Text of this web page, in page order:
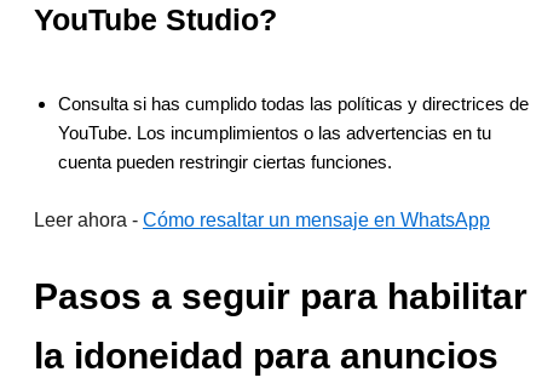
YouTube Studio?
Consulta si has cumplido todas las políticas y directrices de
YouTube. Los incumplimientos o las advertencias en tu
cuenta pueden restringir ciertas funciones.
Leer ahora - Cómo resaltar un mensaje en WhatsApp
Pasos a seguir para habilitar
la idoneidad para anuncios